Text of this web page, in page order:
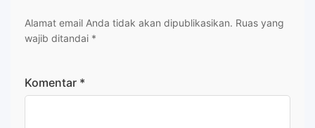
Alamat email Anda tidak akan dipublikasikan. Ruas yang
wajib ditandai *
Komentar *